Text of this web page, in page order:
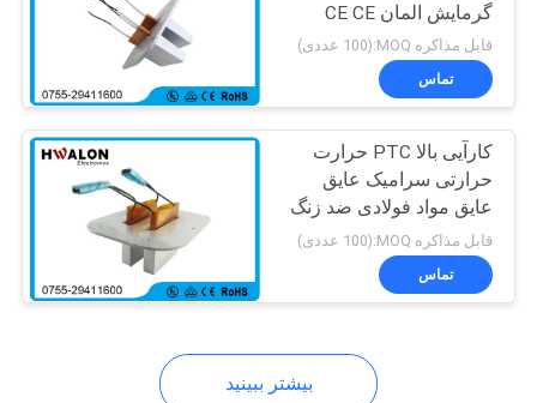
سنسور دمای
ترمیستور NTC
60
گرمایش المان CE CE
گواهینامه
قابل مذاکره MOQ:(100 عددی)
تماس
کارآیی بالا PTC حرارت
حرارتی سرامیک عایق
عایق مواد فولادی ضد زنگ
قابل مذاکره MOQ:(100 عددی)
تماس
بیشتر ببینید